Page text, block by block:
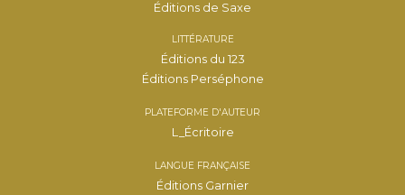
Éditions de Saxe
LITTÉRATURE
Éditions du 123
Éditions Perséphone
PLATEFORME D'AUTEUR
L_Écritoire
LANGUE FRANÇAISE
Éditions Garnier